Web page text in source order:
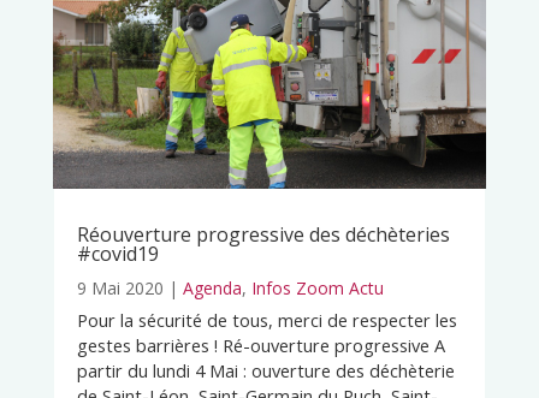
Réouverture progressive des déchèteries
#covid19
9 Mai 2020 | Agenda, Infos Zoom Actu
Pour la sécurité de tous, merci de respecter les
gestes barrières ! Ré-ouverture progressive A
partir du lundi 4 Mai : ouverture des déchèterie